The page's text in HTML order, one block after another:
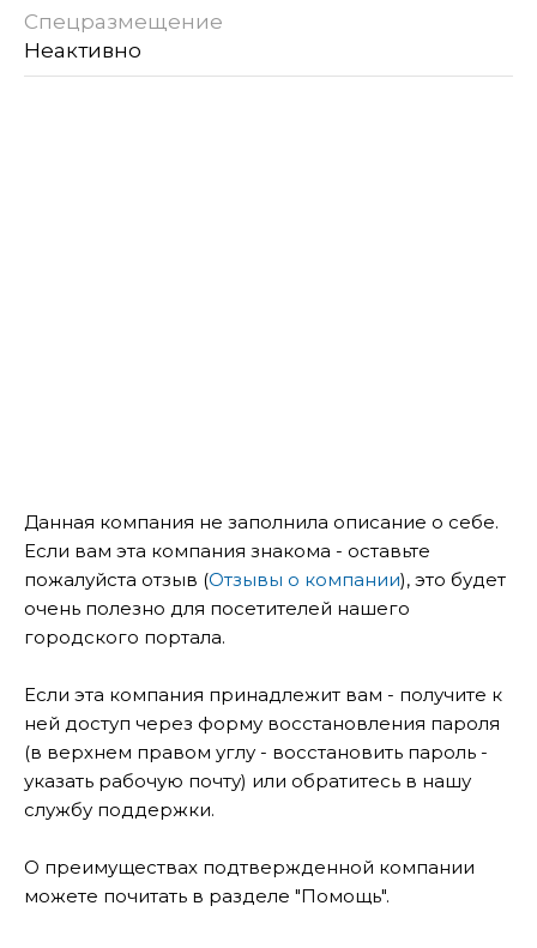
Спецразмещение
Неактивно
Данная компания не заполнила описание о себе.
Если вам эта компания знакома - оставьте
пожалуйста отзыв (Отзывы о компании), это будет
очень полезно для посетителей нашего
городского портала.
Если эта компания принадлежит вам - получите к
ней доступ через форму восстановления пароля
(в верхнем правом углу - восстановить пароль -
указать рабочую почту) или обратитесь в нашу
службу поддержки.
О преимуществах подтвержденной компании
можете почитать в разделе "Помощь".